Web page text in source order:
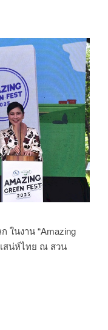
ในงาน “Amazing
เสน่ห์ไทย ณ สวน